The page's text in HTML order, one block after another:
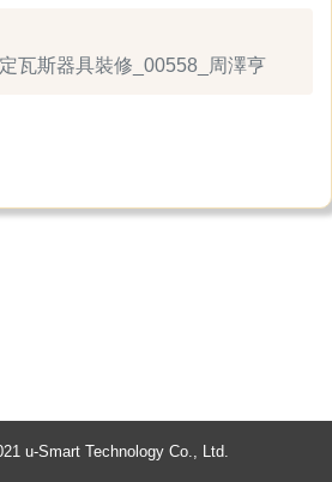
瓦斯器具裝修_00558_周澤亨
u-Smart Technology Co., Ltd.